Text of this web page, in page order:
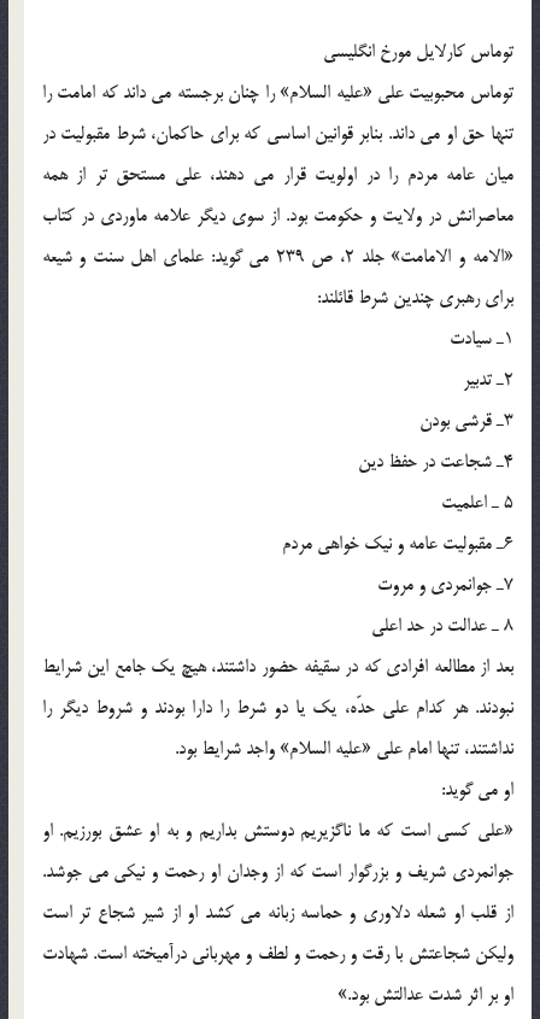
توماس کارلایل مورخ انگلیسی
توماس محبوبیت علی «علیه السلام» را چنان برجسته می داند که امامت را
تنها حق او می داند. بنابر قوانین اساسی که برای حاکمان، شرط مقبولیت در
میان عامه مردم را در اولویت قرار می دهند، علی مستحق تر از همه
معاصرانش در ولایت و حکومت بود. از سوی دیگر علامه ماوردی در کتاب
«الامه و الامامت» جلد 2، ص 239 می گوید: علمای اهل سنت و شیعه
برای رهبری چندین شرط قائلند:
1ـ سیادت
2ـ تدبیر
3ـ قرشی بودن
4ـ شجاعت در حفظ دین
5 ـ اعلمیت
6ـ مقبولیت عامه و نیک خواهی مردم
7ـ جوانمردی و مروت
8 ـ عدالت در حد اعلی
بعد از مطالعه افرادی که در سقیفه حضور داشتند، هیچ یک جامع این شرایط
نبودند. هر کدام علی حدّه، یک یا دو شرط را دارا بودند و شروط دیگر را
نداشتند، تنها امام علی «علیه السلام» واجد شرایط بود.
او می گوید:
«علی کسی است که ما ناگزیریم دوستش بداریم و به او عشق بورزیم. او
جوانمردی شریف و بزرگوار است که از وجدان او رحمت و نیکی می جوشد.
از قلب او شعله دلاوری و حماسه زبانه می کشد او از شیر شجاع تر است
ولیکن شجاعتش با رقت و رحمت و لطف و مهربانی درآمیخته است. شهادت
او بر اثر شدت عدالتش بود.»